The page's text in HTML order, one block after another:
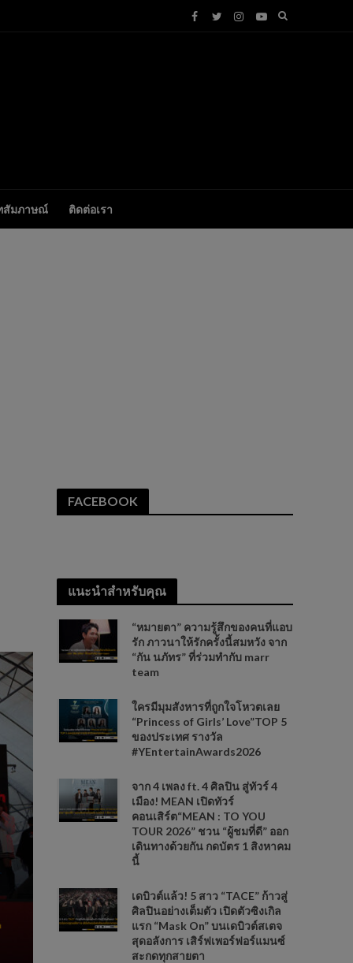
สัมภาษณ์ ติดต่อเรา
FACEBOOK
แนะนำสำหรับคุณ
“หมายตา” ความรู้สึกของคนที่แอบ
รัก ภาวนาให้รักครั้งนี้สมหวัง จาก
“กัน นภัทร” ที่ร่วมทำกับ marr
team
ใครมีมุมสังหารที่ถูกใจโหวตเลย
“Princess of Girls’ Love”TOP 5
ของประเทศ รางวัล
#YEntertainAwards2026
จาก 4 เพลง ft. 4 ศิลปิน สู่ทัวร์ 4
เมือง! MEAN เปิดทัวร์
คอนเสิร์ต“MEAN : TO YOU
TOUR 2026” ชวน “ผู้ชมที่ดี” ออก
เดินทางด้วยกัน กดบัตร 1 สิงหาคม
นี้
เดบิวต์แล้ว! 5 สาว “TACE” ก้าวสู่
ศิลปินอย่างเต็มตัว เปิดตัวซิงเกิล
แรก “Mask On” บนเดบิวต์สเตจ
สุดอลังการ เสิร์ฟเพอร์ฟอร์แมนซ์
สะกดทุกสายตา